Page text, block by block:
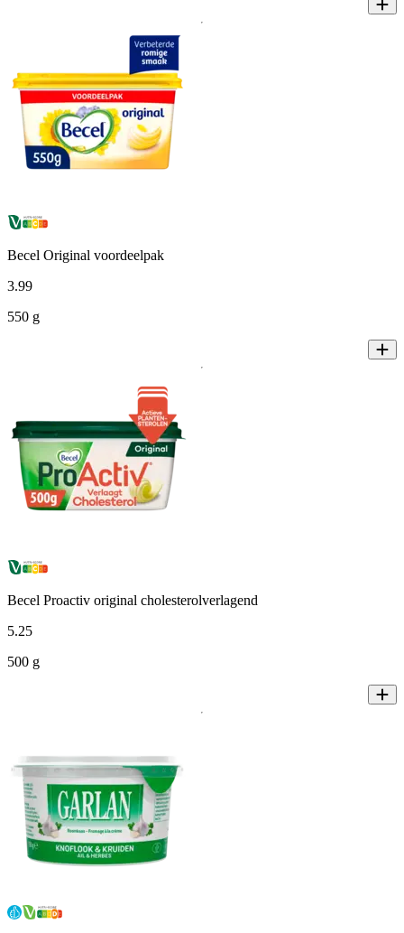
Becel Original voordeelpak
3.99
550 g
Becel Proactiv original cholesterolverlagend
5.25
500 g